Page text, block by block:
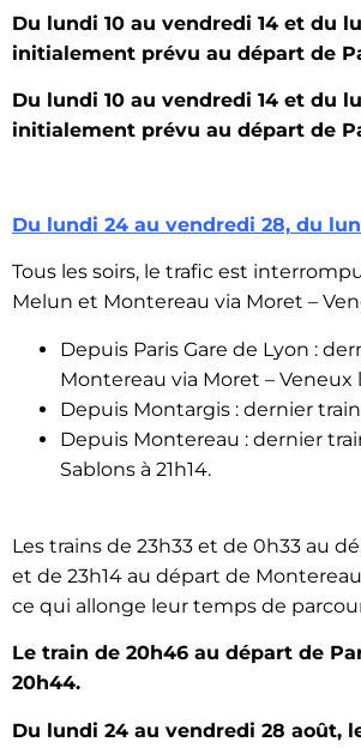
Du lundi 10 au vendredi 14 et du
initialement prévu au départ de
Du lundi 10 au vendredi 14 et du
initialement prévu au départ de
Du lundi 24 au vendredi 28, du
Tous les soirs, le trafic est
Melun et Montereau via Moret –
Depuis Paris Gare de Lyon :
Montereau via Moret – Veneux
Depuis Montargis : dernier
Depuis Montereau : dernier
Sablons à 21h14.
Les trains de 23h33 et de 0h33 au
et de 23h14 au départ de
ce qui allonge leur temps de
Le train de 20h46 au départ de
20h44.
Du lundi 24 au vendredi 28 août,